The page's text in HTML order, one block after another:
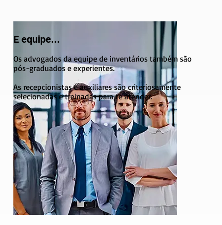
E equipe...
Os advogados da equipe de inventários também são
pós-graduados e experientes.
As recepcionistas e auxiliares são criteriosamente
selecionadas e treinadas para te atender.